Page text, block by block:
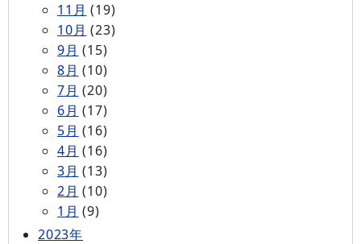
11月 (19)
10月 (23)
9月 (15)
8月 (10)
7月 (20)
6月 (17)
5月 (16)
4月 (16)
3月 (13)
2月 (10)
1月 (9)
2023年